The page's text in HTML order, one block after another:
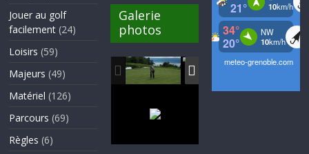
Jouer au golf
facilement (24)
Loisirs (59)
Majeurs (49)
Matériel (126)
Parcours (69)
Règles (6)
Galerie
photos